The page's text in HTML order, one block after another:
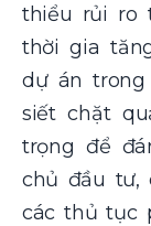
thiểu rủi ro
thời gia
dự án
siết chặt
trọng để
chủ đầu tư,
các thủ tục